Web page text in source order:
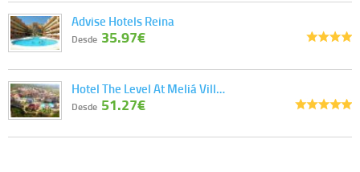
Advise Hotels Reina
Desde 35.97€
Hotel The Level At Meliá Vill…
Desde 51.27€